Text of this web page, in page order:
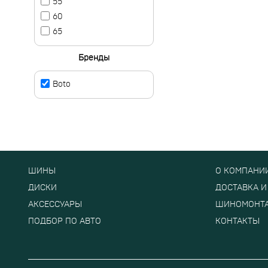
55
60
65
Бренды
Boto
ШИНЫ
ДИСКИ
АКСЕССУАРЫ
ПОДБОР ПО АВТО
О
ДОСТАВКА
КОНТАКТЫ